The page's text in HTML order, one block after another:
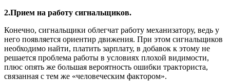
2.Прием на работу сигнальщиков.
Конечно, сигнальщики облегчат работу механизатору, ведь у
него появляется ориентир движения. При этом сигнальщиков
необходимо найти, платить зарплату, в добавок к этому не
решается проблема работы в условиях плохой видимости,
плюс опять же большая вероятность ошибки тракториста,
связанная с тем же «человеческим фактором».